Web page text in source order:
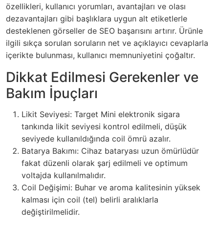
özellikleri, kullanıcı yorumları, avantajları ve olası
dezavantajları gibi başlıklara uygun alt etiketlerle
desteklenen görseller de SEO başarısını artırır. Ürünle
ilgili sıkça sorulan soruların net ve açıklayıcı cevaplarla
içerikte bulunması, kullanıcı memnuniyetini çoğaltır.
Dikkat Edilmesi Gerekenler ve
Bakım İpuçları
Likit Seviyesi: Target Mini elektronik sigara
tankında likit seviyesi kontrol edilmeli, düşük
seviyede kullanıldığında coil ömrü azalır.
Batarya Bakımı: Cihaz bataryası uzun ömürlüdür
fakat düzenli olarak şarj edilmeli ve optimum
voltajda kullanılmalıdır.
Coil Değişimi: Buhar ve aroma kalitesinin yüksek
kalması için coil (tel) belirli aralıklarla
değiştirilmelidir.